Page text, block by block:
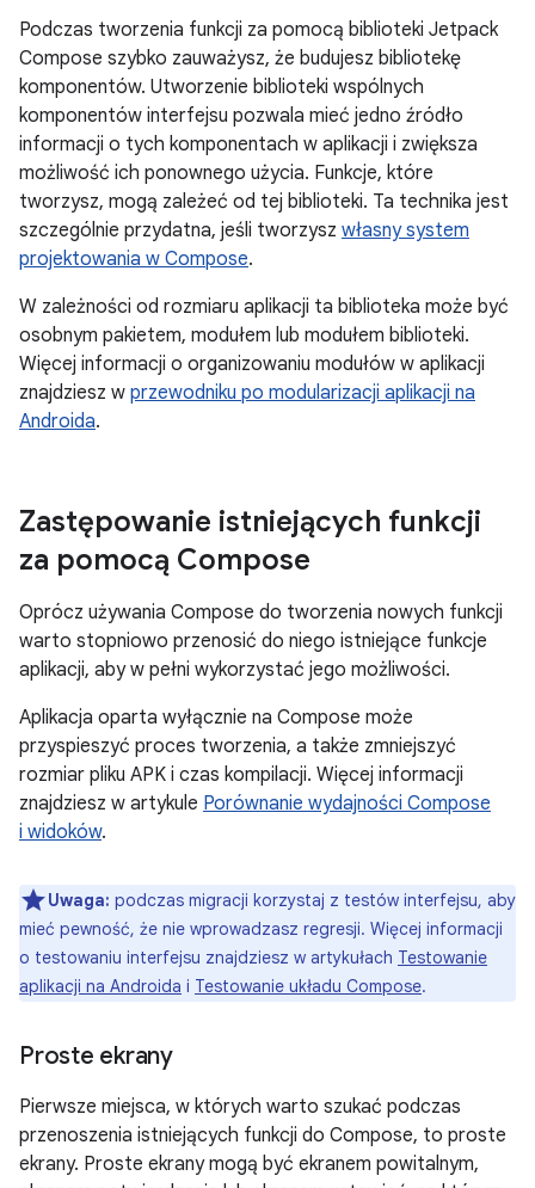
Podczas tworzenia funkcji za pomocą biblioteki Jetpack
Compose szybko zauważysz, że budujesz bibliotekę
komponentów. Utworzenie biblioteki wspólnych
komponentów interfejsu pozwala mieć jedno źródło
informacji o tych komponentach w aplikacji i zwiększa
możliwość ich ponownego użycia. Funkcje, które
tworzysz, mogą zależeć od tej biblioteki. Ta technika jest
szczególnie przydatna, jeśli tworzysz własny system
projektowania w Compose.
W zależności od rozmiaru aplikacji ta biblioteka może być
osobnym pakietem, modułem lub modułem biblioteki.
Więcej informacji o organizowaniu modułów w aplikacji
znajdziesz w przewodniku po modularizacji aplikacji na
Androida.
Zastępowanie istniejących funkcji
za pomocą Compose
Oprócz używania Compose do tworzenia nowych funkcji
warto stopniowo przenosić do niego istniejące funkcje
aplikacji, aby w pełni wykorzystać jego możliwości.
Aplikacja oparta wyłącznie na Compose może
przyspieszyć proces tworzenia, a także zmniejszyć
rozmiar pliku APK i czas kompilacji. Więcej informacji
znajdziesz w artykule Porównanie wydajności Compose
i widoków.
Uwaga: podczas migracji korzystaj z testów interfejsu, aby
mieć pewność, że nie wprowadzasz regresji. Więcej informacji
o testowaniu interfejsu znajdziesz w artykułach Testowanie
aplikacji na Androida i Testowanie układu Compose.
Proste ekrany
Pierwsze miejsca, w których warto szukać podczas
przenoszenia istniejących funkcji do Compose, to proste
ekrany. Proste ekrany mogą być ekranem powitalnym,